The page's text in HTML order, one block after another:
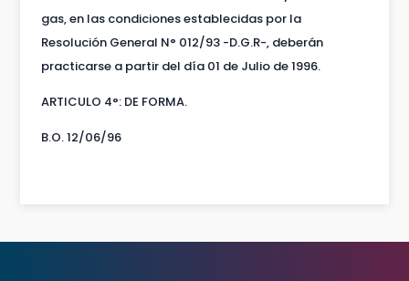
gas, en las condiciones establecidas por la
Resolución General N° 012/93 -D.G.R-, deberán
practicarse a partir del día 01 de Julio de 1996.
ARTICULO 4°: DE FORMA.
B.O. 12/06/96